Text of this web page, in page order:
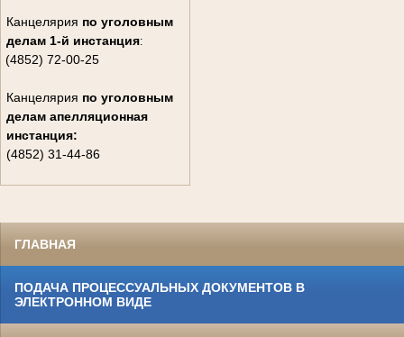
Канцелярия по уголовным
делам 1-й инстанция:
(4852) 72-00-25
Канцелярия по уголовным
делам апелляционная
инстанция:
(4852) 31-44-86
ГЛАВНАЯ
ПОДАЧА ПРОЦЕССУАЛЬНЫХ ДОКУМЕНТОВ В
ЭЛЕКТРОННОМ ВИДЕ